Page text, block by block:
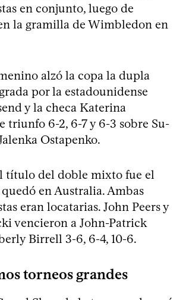
en conjunto, luego de
la gramilla de Wimbledon en
alzó la copa la dupla
por la estadounidense
y la checa Katerina
triunfo 6-2, 6-7 y 6-3 sobre Su-
Ostapenko.
título del doble mixto fue el
en Australia. Ambas
eran locatarias. John Peers y
vencieron a John-Patrick
Birrell 3-6, 6-4, 10-6.
torneos grandes